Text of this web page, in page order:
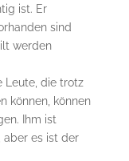
ist. Er
sind
werden
Leute, die trotz
können, können
Ihm ist
aber es ist der